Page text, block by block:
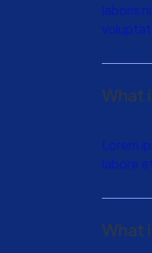
laboris
What
Lorem
labore
What